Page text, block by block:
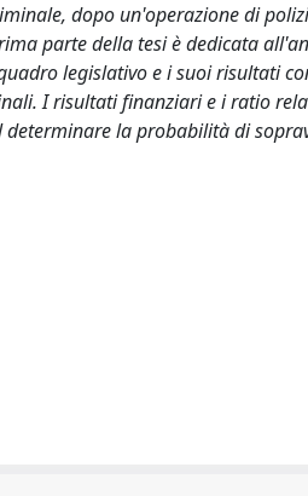
dopo un'operazione di
parte della tesi è dedicata
legislativo e i suoi risultati
I risultati finanziari e i ratio
la probabilità di